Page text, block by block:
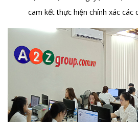
cam kết thực hiện chính xác các